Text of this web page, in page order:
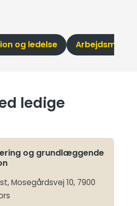
og ledelse Arbejdsmiljø
ledige
og grundlæggende
Mosegårdsvej 10, 7900